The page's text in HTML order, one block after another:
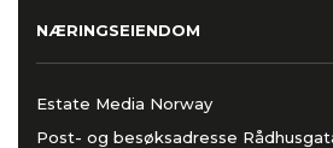
NÆRINGSEIENDOM
Estate Media Norway
Post- og besøksadresse